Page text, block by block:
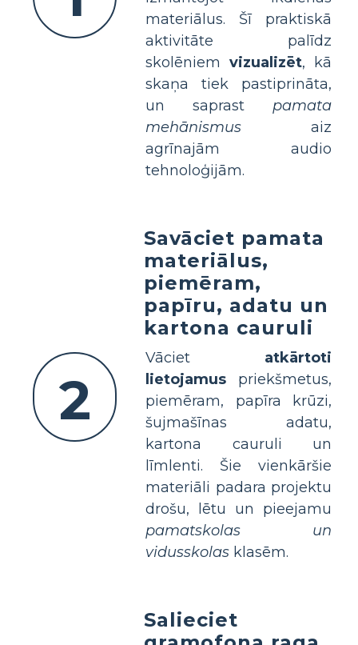
materiālus. Šī praktiskā
aktivitāte palīdz
skolēniem vizualizēt, kā
skaņa tiek pastiprināta,
un saprast pamata
mehānismus aiz
agrīnajām audio
tehnoloģijām.
2
Savāciet pamata
materiālus,
piemēram,
papīru, adatu un
kartona cauruli
Vāciet atkārtoti
lietojamus priekšmetus,
piemēram, papīra krūzi,
šujmašīnas adatu,
kartona cauruli un
līmlenti. Šie vienkāršie
materiāli padara projektu
drošu, lētu un pieejamu
pamatskolas un
vidusskolas klasēm.
Salieciet